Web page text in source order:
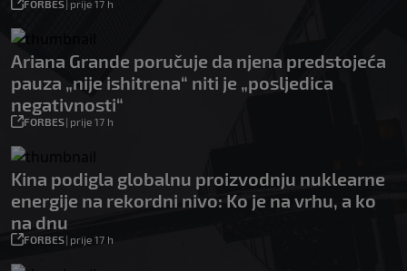
FORBES| prije 17 h
Ariana Grande poručuje da njena predstojeća
pauza „nije ishitrena“ niti je „posljedica
negativnosti“
FORBES| prije 17 h
Kina podigla globalnu proizvodnju nuklearne
energije na rekordni nivo: Ko je na vrhu, a ko
na dnu
FORBES| prije 17 h